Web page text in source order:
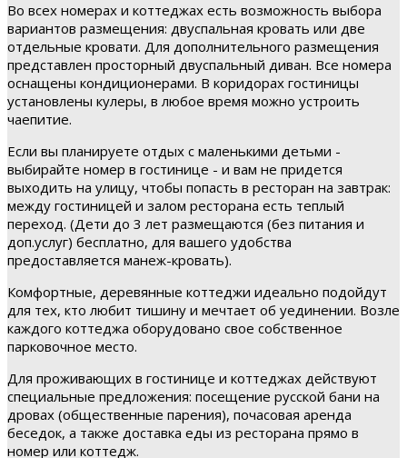
Во всех номерах и коттеджах есть возможность выбора
вариантов размещения: двуспальная кровать или две
отдельные кровати. Для дополнительного размещения
представлен просторный двуспальный диван. Все номера
оснащены кондиционерами. В коридорах гостиницы
установлены кулеры, в любое время можно устроить
чаепитие.
Если вы планируете отдых с маленькими детьми -
выбирайте номер в гостинице - и вам не придется
выходить на улицу, чтобы попасть в ресторан на завтрак:
между гостиницей и залом ресторана есть теплый
переход. (Дети до 3 лет размещаются (без питания и
доп.услуг) бесплатно, для вашего удобства
предоставляется манеж-кровать).
Комфортные, деревянные коттеджи идеально подойдут
для тех, кто любит тишину и мечтает об уединении. Возле
каждого коттеджа оборудовано свое собственное
парковочное место.
Для проживающих в гостинице и коттеджах действуют
специальные предложения: посещение русской бани на
дровах (общественные парения), почасовая аренда
беседок, а также доставка еды из ресторана прямо в
номер или коттедж.